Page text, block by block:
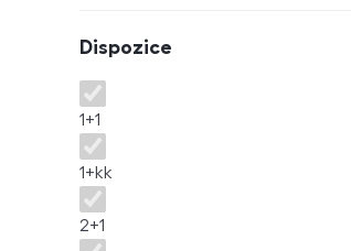
Dispozice
Dispozice
1+1
1+kk
2+1